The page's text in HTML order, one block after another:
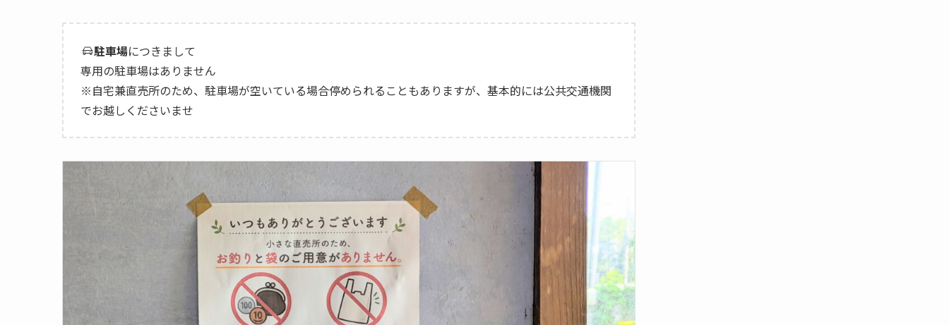
駐車場につきまして
専用の駐車場はありません
※自宅兼直売所のため、駐車場が空いている場合停められることもありますが、基本的には公共交通機関
でお越しくださいませ